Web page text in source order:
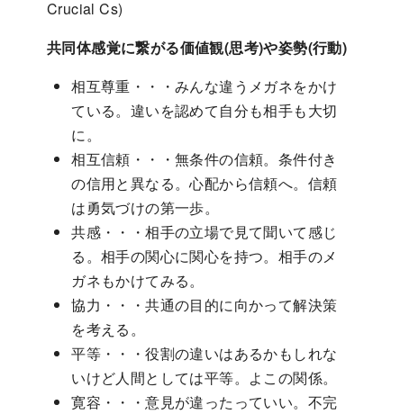
Crucial Cs)
共同体感覚に繋がる価値観(思考)や姿勢(行動)
相互尊重・・・みんな違うメガネをかけ
ている。違いを認めて自分も相手も大切
に。
相互信頼・・・無条件の信頼。条件付き
の信用と異なる。心配から信頼へ。信頼
は勇気づけの第一歩。
共感・・・相手の立場で見て聞いて感じ
る。相手の関心に関心を持つ。相手のメ
ガネもかけてみる。
協力・・・共通の目的に向かって解決策
を考える。
平等・・・役割の違いはあるかもしれな
いけど人間としては平等。よこの関係。
寛容・・・意見が違ったっていい。不完